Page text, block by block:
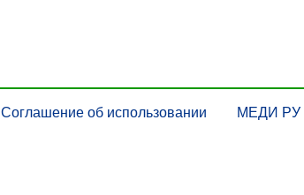
Соглашение об использовании МЕДИ РУ